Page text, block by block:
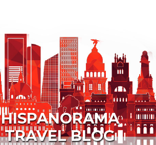
HISPANORAMA
TRAVEL BLOG